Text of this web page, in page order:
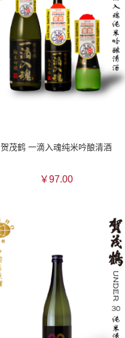
贺茂鹤 一滴入魂纯米吟酿清酒
￥97.00